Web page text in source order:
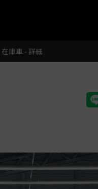
在庫車 - 詳細